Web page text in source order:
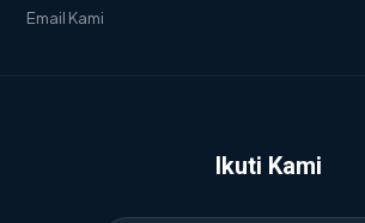
Email Kami
Ikuti Kami